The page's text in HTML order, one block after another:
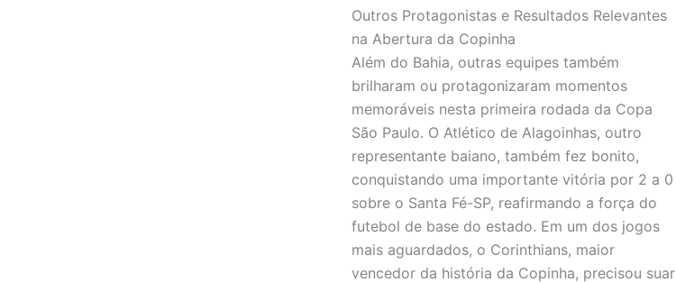
Outros Protagonistas e Resultados Relevantes
na Abertura da Copinha
Além do Bahia, outras equipes também
brilharam ou protagonizaram momentos
memoráveis nesta primeira rodada da Copa
São Paulo. O Atlético de Alagoinhas, outro
representante baiano, também fez bonito,
conquistando uma importante vitória por 2 a 0
sobre o Santa Fé-SP, reafirmando a força do
futebol de base do estado. Em um dos jogos
mais aguardados, o Corinthians, maior
vencedor da história da Copinha, precisou suar